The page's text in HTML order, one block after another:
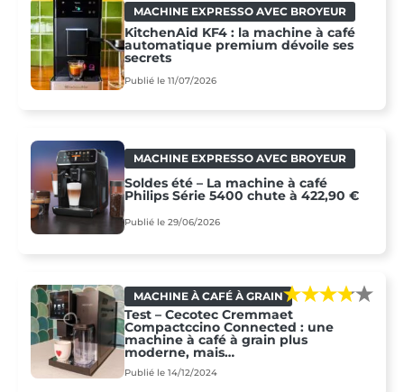
MACHINE EXPRESSO AVEC BROYEUR
KitchenAid KF4 : la machine à café
automatique premium dévoile ses
secrets
Publié le 11/07/2026
MACHINE EXPRESSO AVEC BROYEUR
Soldes été – La machine à café
Philips Série 5400 chute à 422,90 €
Publié le 29/06/2026
MACHINE À CAFÉ À GRAIN
Test – Cecotec Cremmaet
Compactccino Connected : une
machine à café à grain plus
moderne, mais…
Publié le 14/12/2024